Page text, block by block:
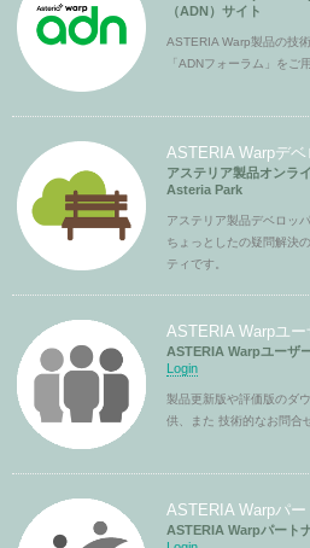
（ADN）サイト
ASTERIA Warp製品の技
「ADNフォーラム」をご
ASTERIA Warpデ
アステリア製品オンラ
Asteria Park
アステリア製品デベロッ
ちょっとしたの疑問解決
ティです。
ASTERIA Warpユ
ASTERIA Warpユーザ
Login
製品更新版や評価版のダ
供、また 技術的なお問合
ASTERIA Warpパ
ASTERIA Warpパート